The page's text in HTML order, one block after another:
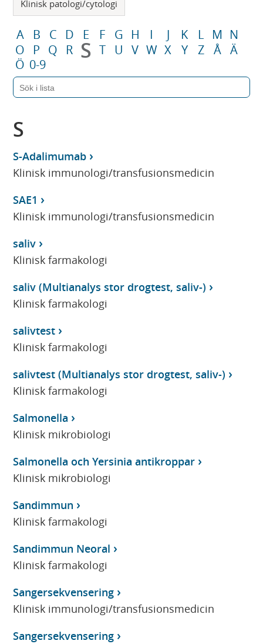
Klinisk patologi/cytologi
A B C D E F G H I J K L M N
O
P Q R S T U V W X Y Z Å Ä
Ö 0-9
S
S-Adalimumab
Klinisk immunologi/transfusionsmedicin
SAE1
Klinisk immunologi/transfusionsmedicin
saliv
Klinisk farmakologi
saliv (Multianalys stor drogtest, saliv-)
Klinisk farmakologi
salivtest
Klinisk farmakologi
salivtest (Multianalys stor drogtest, saliv-)
Klinisk farmakologi
Salmonella
Klinisk mikrobiologi
Salmonella och Yersinia antikroppar
Klinisk mikrobiologi
Sandimmun
Klinisk farmakologi
Sandimmun Neoral
Klinisk farmakologi
Sangersekvensering
Klinisk immunologi/transfusionsmedicin
Sangersekvensering